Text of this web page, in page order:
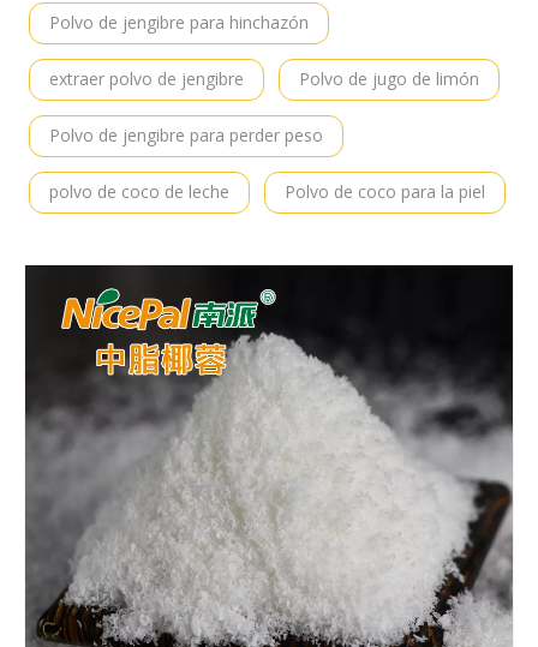
Polvo de jengibre para hinchazón
extraer polvo de jengibre Polvo de jugo de limón
Polvo de jengibre para perder peso
polvo de coco de leche Polvo de coco para la piel